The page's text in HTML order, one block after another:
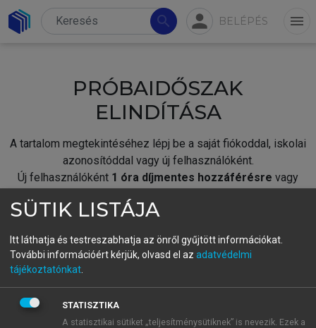
search person BELÉPÉS menu
PRÓBAIDŐSZAK
ELINDÍTÁSA
A tartalom megtekintéséhez lépj be a saját fiókoddal, iskolai
azonosítóddal vagy új felhasználóként.
Új felhasználóként 1 óra díjmentes hozzáférésre vagy
fiókoddal,vagy hozz létre új fiókot.
A regisztráció után apróbaidőszakautomatikusan
BELÉPÉS SAJÁT FIÓKKAL
SÜTIK LISTÁJA
Itt láthatja és testreszabhatja az önről gyűjtött információkat.
További információért kérjük, olvasd el az adatvédelmi
tájékoztatónkat
STATISZTIKA
A statisztikai sütiket „teljesítménysütiknek” is nevezik. Ezek a